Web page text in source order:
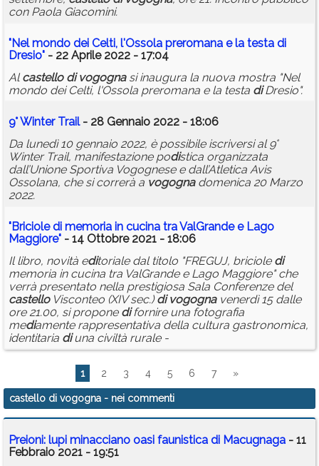
con Paola Giacomini.
"Nel mondo dei Celti, l'Ossola preromana e la testa di
Dresio" - 22 Aprile 2022 - 17:04
Alcastello di vogognasi inaugura la nuova mostra "Nel
mondo dei Celti, l'Ossola preromana e la testa diDresio".
9° Winter Trail- 28 Gennaio 2022 - 18:06
Da lunedì 10 gennaio 2022, è possibile iscriversi al 9°
Winter Trail, manifestazione podistica organizzata
dall’Unione Sportiva Vogognese e dall’Atletica Avis
Ossolana, che si correrà a vogognadomenica 20 Marzo
2022.
"Bricioledi memoria in cucina tra ValGrande e Lago
Maggiore" - 14 Ottobre 2021 - 18:06
Il libro, novità editoriale dal titolo "FREGUJ, briciole di
memoria in cucina tra ValGrande e Lago Maggiore" che
verrà presentato nella prestigiosa Sala Conferenze del
castelloVisconteo (XIV sec.)di vogognavenerdì 15 dalle
ore 21.00, si propone difornire una fotografia
mediamente rappresentativa della cultura gastronomica,
identitaria diuna civiltà rurale -
1 2 3 4 5 6 7 »
castello di vogogna - nei commenti
Preioni: lupi minacciano oasi faunistica di Macugnaga - 11
Febbraio 2021 - 19:51